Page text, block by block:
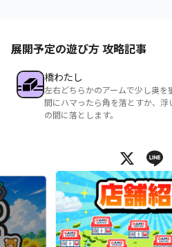
展開予定の遊び方 攻略記事
橋わたし
左右どちらかのアームで少し奥を
間にハマったら角を落とすか、
の間に落とします。
X